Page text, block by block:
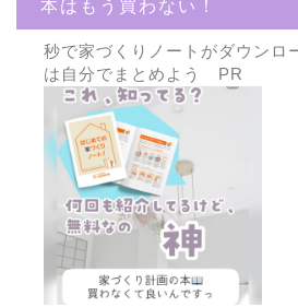
本はもう買わない！
秒で家づくりノートがダウンロ
は自分でまとめよう PR